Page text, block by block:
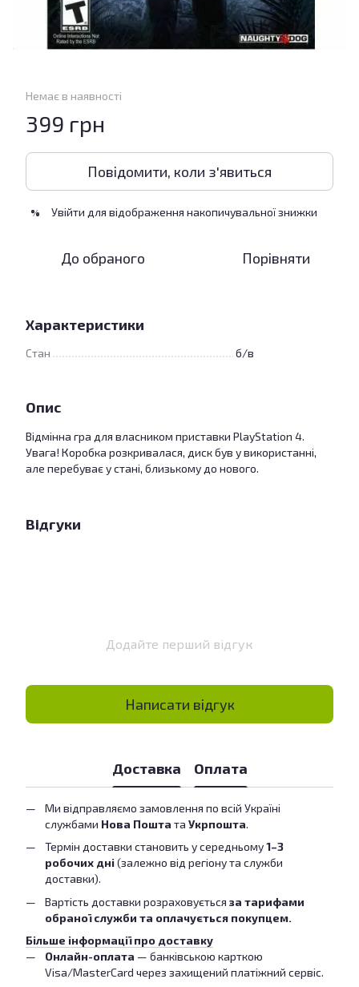
Немає в наявності
399 грн
Повідомити, коли з'явиться
% Увійти для відображення накопичувальної знижки
До обраного Порівняти
Характеристики
Стан б/в
Опис
Відмінна гра для власником приставки PlayStation 4.
Увага! Коробка розкривалася, диск був у використанні,
але перебуває у стані, близькому до нового.
Відгуки
Додайте перший відгук
Написати відгук
Доставка Оплата
Ми відправляємо замовлення по всій Україні
службами Нова Пошта та Укрпошта.
Термін доставки становить у середньому1–3
робочих дні(залежно від регіону та служби
доставки).
Вартість доставки розраховується за тарифами
обраної служби та оплачується покупцем.
Більше інформації про доставку
Онлайн-оплата — банківською карткою
Visa/MasterCard через захищений платіжний сервіс.